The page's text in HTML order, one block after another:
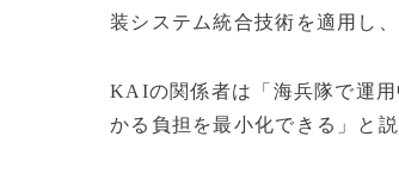
装システム統合技術を適用し
KAIの関係者は「海兵隊で運
かる負担を最小化できる」と説